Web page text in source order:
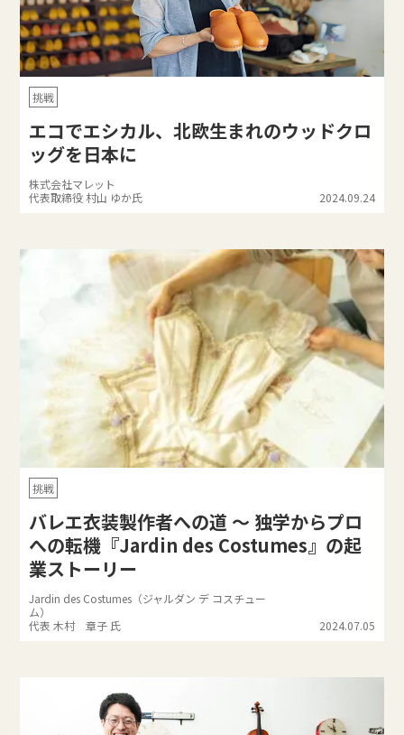
挑戦
エコでエシカル、北欧生まれのウッドクロ
ッグを日本に
株式会社マレット
代表取締役 村⼭ ゆか氏
2024.09.24
挑戦
バレエ衣装製作者への道 ～ 独学からプロ
への転機『Jardin des Costumes』の起
業ストーリー
Jardin des Costumes（ジャルダン デ コスチュー
ム）
代表 木村 章子 氏
2024.07.05